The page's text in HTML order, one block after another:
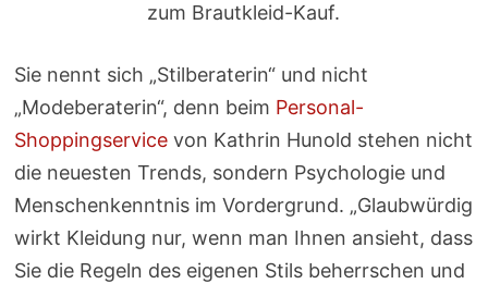
zum Brautkleid-Kauf.
Sie nennt sich „Stilberaterin“ und nicht
„Modeberaterin“, denn beim Personal-
Shoppingservicevon Kathrin Hunold stehen nicht
die neuesten Trends, sondern Psychologie und
Menschenkenntnis im Vordergrund. „Glaubwürdig
wirkt Kleidung nur, wenn man Ihnen ansieht, dass
Sie die Regeln des eigenen Stils beherrschen und